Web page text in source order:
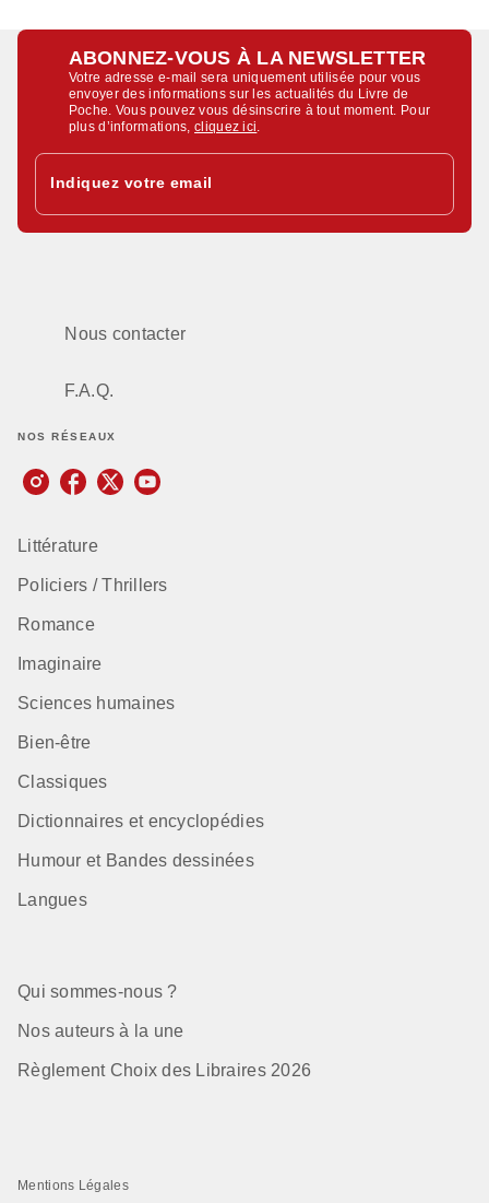
ABONNEZ-VOUS À LA NEWSLETTER
Votre adresse e-mail sera uniquement utilisée pour vous
envoyer des informations sur les actualités du Livre de
Poche. Vous pouvez vous désinscrire à tout moment. Pour
plus d’informations,cliquez ici
Indiquez votre email
Nous contacter
F.A.Q.
NOS RÉSEAUX
Littérature
Policiers / Thrillers
Romance
Imaginaire
Sciences humaines
Bien-être
Classiques
Dictionnaires et encyclopédies
Humour et Bandes dessinées
Langues
Qui sommes-nous ?
Nos auteurs à la une
Règlement Choix des Libraires 2026
Mentions Légales